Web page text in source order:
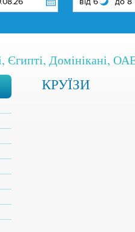
Єгипті, Домінікані,
КРУЇЗИ